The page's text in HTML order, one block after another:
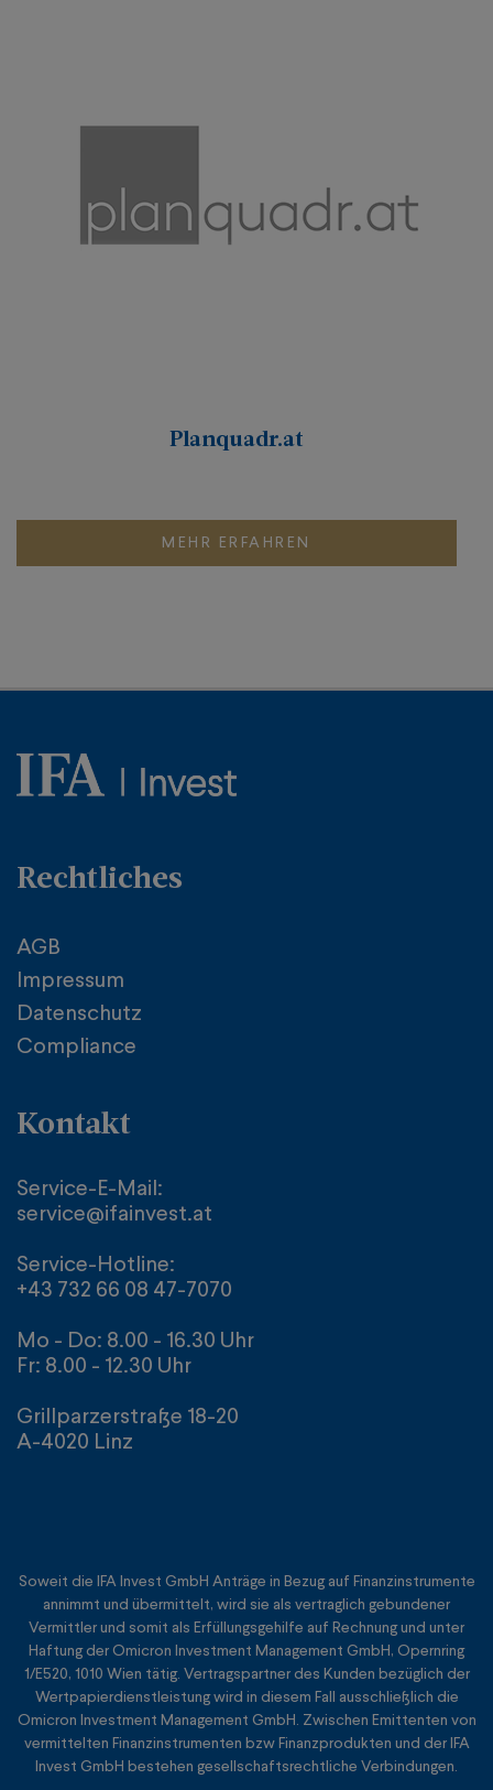
Planquadr.at
MEHR ERFAHREN
Rechtliches
AGB
Impressum
Datenschutz
Compliance
Kontakt
Service-E-Mail:
service@ifainvest.at
Service-Hotline:
+43 732 66 08 47-7070
Mo - Do: 8.00 - 16.30 Uhr
Fr: 8.00 - 12.30 Uhr
Grillparzerstraße 18-20
A-4020 Linz
Soweit die IFA Invest GmbH Anträge in Bezug auf Finanzinstrumente
annimmt und übermittelt, wird sie als vertraglich gebundener
Vermittler und somit als Erfüllungsgehilfe auf Rechnung und unter
Haftung der Omicron Investment Management GmbH, Opernring
1/E520, 1010 Wien tätig. Vertragspartner des Kunden bezüglich der
Wertpapierdienstleistung wird in diesem Fall ausschließlich die
Omicron Investment Management GmbH. Zwischen Emittenten von
vermittelten Finanzinstrumenten bzw Finanzprodukten und der IFA
Invest GmbH bestehen gesellschaftsrechtliche Verbindungen.